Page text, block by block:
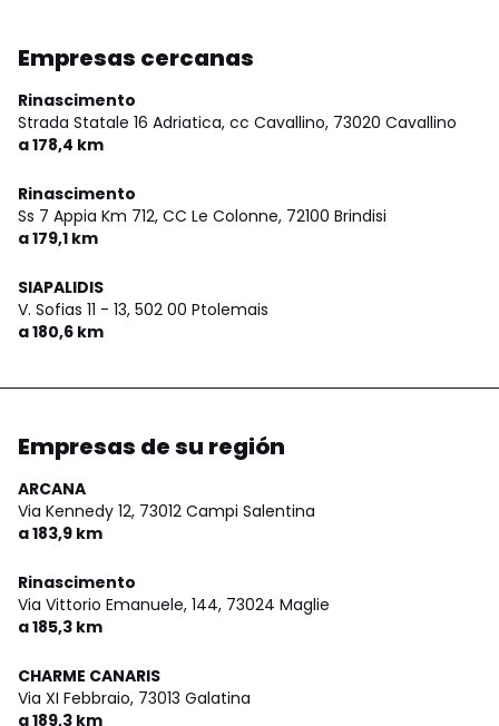
Empresas cercanas
Rinascimento
Strada Statale 16 Adriatica, cc Cavallino, 73020 Cavallino
a 178,4 km
Rinascimento
Ss 7 Appia Km 712, CC Le Colonne, 72100 Brindisi
a 179,1 km
SIAPALIDIS
V. Sofias 11 - 13, 502 00 Ptolemais
a 180,6 km
Empresas de su región
ARCANA
Via Kennedy 12, 73012 Campi Salentina
a 183,9 km
Rinascimento
Via Vittorio Emanuele, 144, 73024 Maglie
a 185,3 km
CHARME CANARIS
Via XI Febbraio, 73013 Galatina
a 189,3 km